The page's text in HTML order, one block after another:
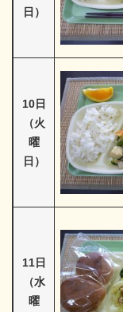
日）
10日
（火
曜
日）
11日
（水
曜